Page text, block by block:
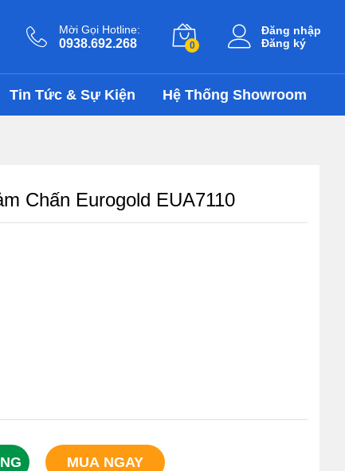
Mời Gọi Hotline:
0938.692.268 0
Đăng nhập
Đăng ký
Tin Tức & Sự Kiện Hệ Thống Showroom
Chấn Eurogold EUA7110
MUA NGAY
1.950.000